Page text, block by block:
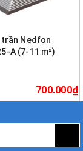
trần Nedfon
m²)
700.000₫